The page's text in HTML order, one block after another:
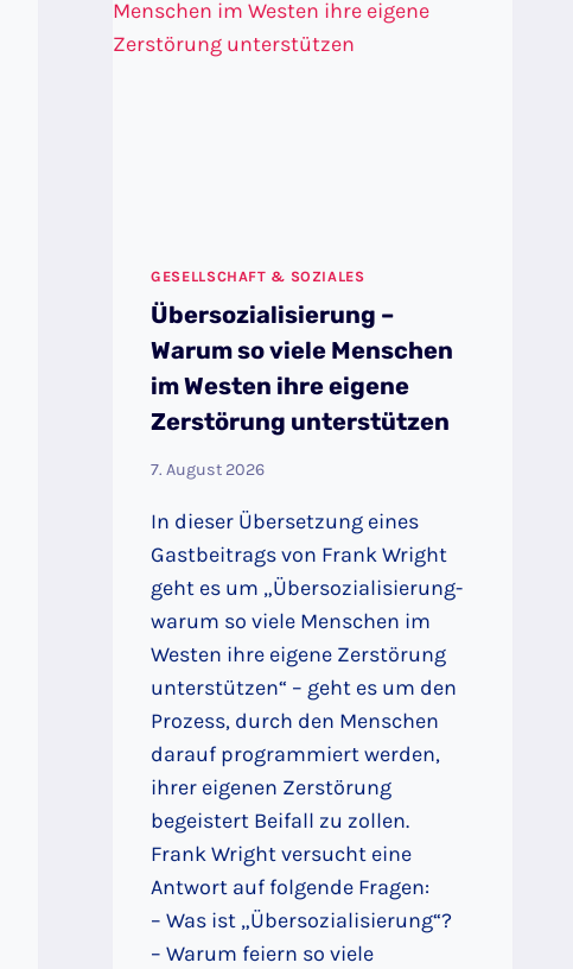
GESELLSCHAFT & SOZIALES
Übersozialisierung –
Warum so viele Menschen
im Westen ihre eigene
Zerstörung unterstützen
7. August 2026
In dieser Übersetzung eines
Gastbeitrags von Frank Wright
geht es um „Übersozialisierung-
warum so viele Menschen im
Westen ihre eigene Zerstörung
unterstützen“ – geht es um den
Prozess, durch den Menschen
darauf programmiert werden,
ihrer eigenen Zerstörung
begeistert Beifall zu zollen.
Frank Wright versucht eine
Antwort auf folgende Fragen:
– Was ist „Übersozialisierung“?
– Warum feiern so viele